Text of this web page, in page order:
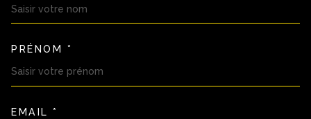
PRÉNOM *
EMAIL *